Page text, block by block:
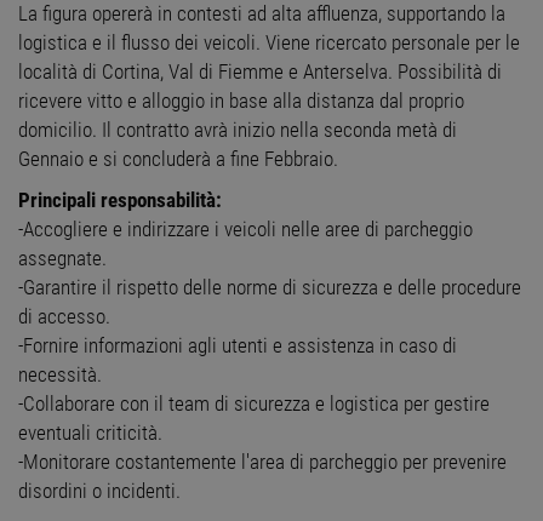
La figura opererà in contesti ad alta affluenza, supportando la
logistica e il flusso dei veicoli. Viene ricercato personale per le
località di Cortina, Val di Fiemme e Anterselva. Possibilità di
ricevere vitto e alloggio in base alla distanza dal proprio
domicilio. Il contratto avrà inizio nella seconda metà di
Gennaio e si concluderà a fine Febbraio.
Principali responsabilità:
-Accogliere e indirizzare i veicoli nelle aree di parcheggio
assegnate.
-Garantire il rispetto delle norme di sicurezza e delle procedure
di accesso.
-Fornire informazioni agli utenti e assistenza in caso di
necessità.
-Collaborare con il team di sicurezza e logistica per gestire
eventuali criticità.
-Monitorare costantemente l'area di parcheggio per prevenire
disordini o incidenti.